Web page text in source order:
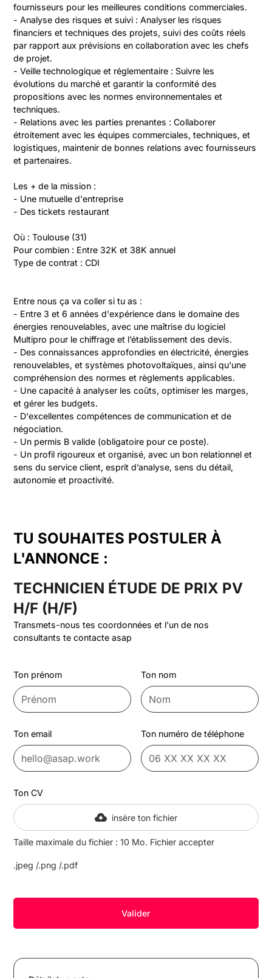
fournisseurs pour les meilleures conditions commerciales.
- Analyse des risques et suivi : Analyser les risques
financiers et techniques des projets, suivi des coûts réels
par rapport aux prévisions en collaboration avec les chefs
de projet.
- Veille technologique et réglementaire : Suivre les
évolutions du marché et garantir la conformité des
propositions avec les normes environnementales et
techniques.
- Relations avec les parties prenantes : Collaborer
étroitement avec les équipes commerciales, techniques, et
logistiques, maintenir de bonnes relations avec fournisseurs
et partenaires.
Les + de la mission :
- Une mutuelle d'entreprise
- Des tickets restaurant
Où : Toulouse (31)
Pour combien : Entre 32K et 38K annuel
Type de contrat : CDI
Entre nous ça va coller si tu as :
- Entre 3 et 6 années d'expérience dans le domaine des
énergies renouvelables, avec une maîtrise du logiciel
Multipro pour le chiffrage et l’établissement des devis.
- Des connaissances approfondies en électricité, énergies
renouvelables, et systèmes photovoltaïques, ainsi qu'une
compréhension des normes et règlements applicables.
- Une capacité à analyser les coûts, optimiser les marges,
et gérer les budgets.
- D'excellentes compétences de communication et de
négociation.
- Un permis B valide (obligatoire pour ce poste).
- Un profil rigoureux et organisé, avec un bon relationnel et
sens du service client, esprit d’analyse, sens du détail,
autonomie et proactivité.
TU SOUHAITES POSTULER À
L'ANNONCE :
TECHNICIEN ÉTUDE DE PRIX PV
H/F (H/F)
Transmets-nous tes coordonnées et l'un de nos
consultants te contacte asap
Ton prénom Ton nom
Ton email Ton numéro de téléphone
Ton CV
insère ton fichier
Taille maximale du fichier : 10 Mo. Fichier accepter
.jpeg /.png /.pdf